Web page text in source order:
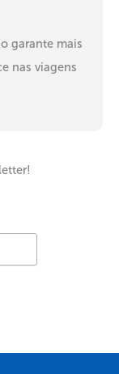
garante mais
nas viagens